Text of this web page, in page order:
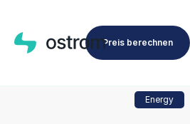
Preis berechnen
Energy